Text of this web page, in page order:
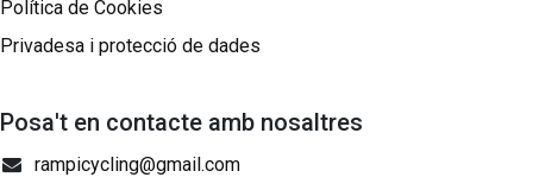
Política de Cookies
Privadesa i protecció de dades
Posa't en contacte amb nosaltres
rampicycling@gmail.com